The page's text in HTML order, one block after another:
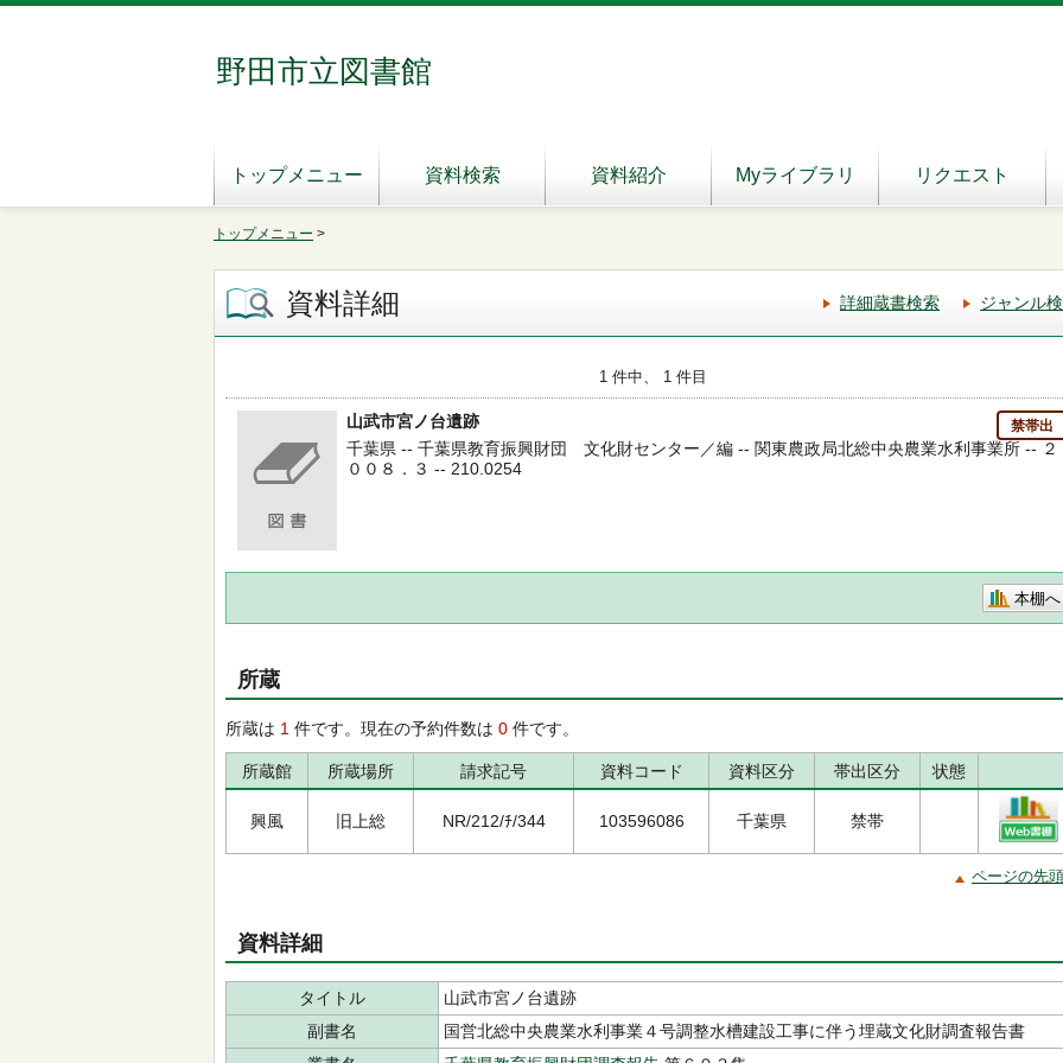
野田市立図書館
トップメニュー 資料検索 資料紹介 Myライブラリ リクエスト
トップメニュー >
資料詳細 詳細蔵書検索 ジャンル
1 件中、 1 件目
山武市宮ノ台遺跡 禁帯出
千葉県 -- 千葉県教育振興財団 文化財センター／編 -- 関東農政局北総中央農業水利事業所 -- ２
００８．３ -- 210.0254
本棚へ
所蔵
所蔵は 1 件です。現在の予約件数は 0 件です。
所蔵館 所蔵場所 請求記号 資料コード 資料区分 帯出区分 状態
興風 旧上総 NR/212/ﾁ/344 103596086 千葉県 禁帯
ページの先
資料詳細
タイトル
山武市宮ノ台遺跡
副書名
国営北総中央農業水利事業４号調整水槽建設工事に伴う埋蔵文化財調査報告書